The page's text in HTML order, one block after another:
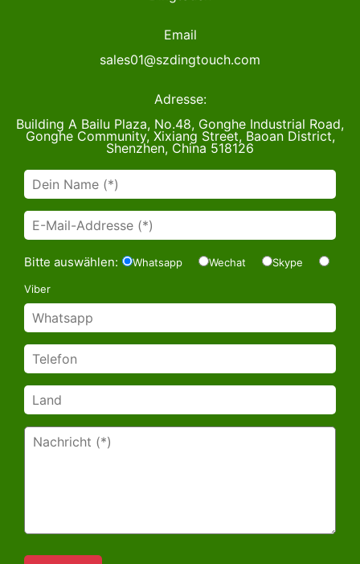
Email
sales01@szdingtouch.com
Adresse:
Building A Bailu Plaza, No.48, Gonghe Industrial Road,
Gonghe Community, Xixiang Street, Baoan District,
Shenzhen, China 518126
Bitte auswählen: Whatsapp Wechat Skype
Viber